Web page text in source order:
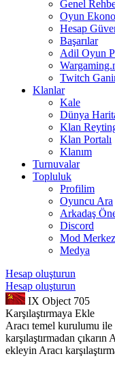
Genel
Oyun
Hesap
Başarılar
Adil Oyun
Twitch
Klanlar
Kale
Dünya
Klan
Klan Portalı
Klanım
Turnuvalar
Topluluk
Profilim
Oyuncu Ara
Arkadaş
Discord
Mod
Medya
Hesap oluşturun
Hesap oluşturun
IX Object 705
Karşılaştırmaya Ekle
Aracı temel kurulumu ile
karşılaştırmadan çıkarın
ekleyin Aracı